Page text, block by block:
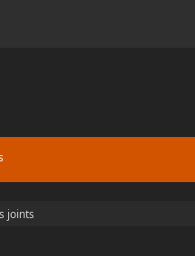
joints